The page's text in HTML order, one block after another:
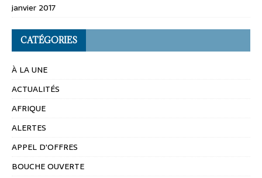
janvier 2017
CATÉGORIES
À LA UNE
ACTUALITÉS
AFRIQUE
ALERTES
APPEL D'OFFRES
BOUCHE OUVERTE